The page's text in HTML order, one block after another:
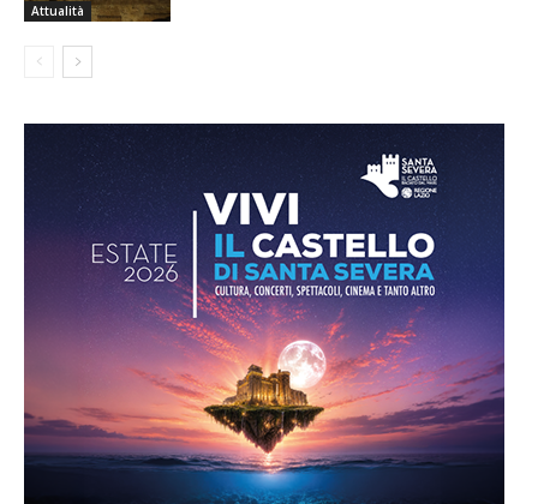
Attualità